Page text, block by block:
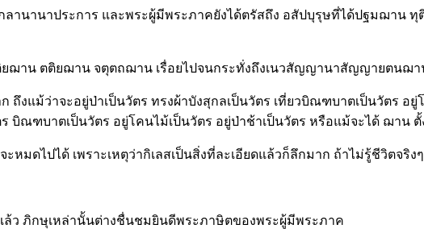
กลานานาประการ และพระผู้มีพระภาคยังได้ตรัสถึง อสัปบุรุษที่ได้ปฐมฌ
ยฌาน ตติยฌาน จตุตถฌาน เรื่อยไปจนกระทั่งถึงเนวสัญญานาสัญญายตนฌา
ก ถึงแม้ว่าจะอยู่ป่าเป็นวัตร ทรงผ้าบังสุกลเป็นวัตร เที่ยวบิณฑบาตเป็นวัตร
ร บิณฑบาตเป็นวัตร อยู่โคนไม้เป็นวัตร อยู่ป่าช้าเป็นวัตร หรือแม้จะได้ ฌ
หมดไปได้ เพราะเหตุว่ากิเลสเป็นสิ่งที่ละเอียดแล้วก็ลึกมาก ถ้าไม่รู้ชีวิตจริ
ว ภิกษุเหล่านั้นต่างชื่นชมยินดีพระภาษิตของพระผู้มีพระภาค